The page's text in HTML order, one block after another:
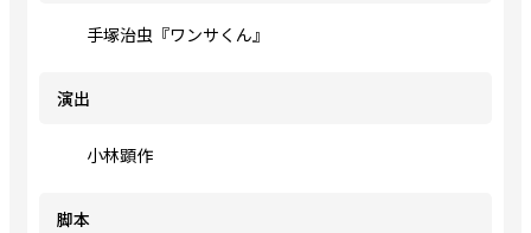
手塚治虫『ワンサくん』
演出
小林顕作
脚本